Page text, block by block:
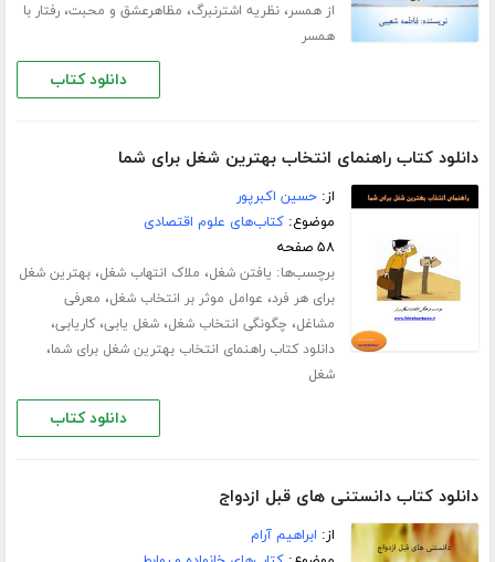
از همسر،نظریه اشترنبرگ، مظاهرعشق و محبت،رفتار با
همسر
دانلود کتاب
دانلود کتاب راهنمای انتخاب بهترین شغل برای شما
از:حسین اکبرپور
موضوع:کتاب‌های علوم اقتصادی
۵۸ صفحه
برچسب‌ها: یافتن شغل، ملاک انتهاب شغل،بهترین شغل
برای هر فرد، عوامل موثر بر انتخاب شغل، معرفی
مشاغل، چگونگی انتخاب شغل،شغل یابی،کاریابی،
دانلود کتاب راهنمای انتخاب بهترین شغل برای شما،
شغل
دانلود کتاب
دانلود کتاب دانستنی های قبل ازدواج
از: ابراهیم آرام